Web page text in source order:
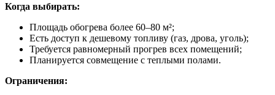
Когда выбирать:
Площадь обогрева более 60–80 м²;
Есть доступ к дешевому топливу (газ, дрова, уголь);
Требуется равномерный прогрев всех помещений;
Планируется совмещение с теплыми полами.
Ограничения: